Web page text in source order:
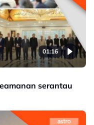
01:16
serantau